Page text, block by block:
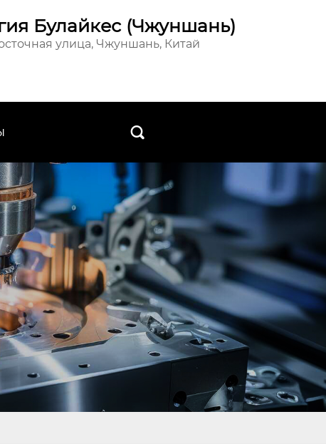
Булайкес (Чжуншань)
улица, Чжуншань, Китай
